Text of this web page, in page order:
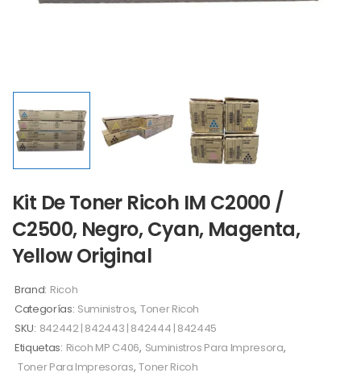
Kit De Toner Ricoh IM C2000 /
C2500, Negro, Cyan, Magenta,
Yellow Original
Brand: Ricoh
Categorías: Suministros, Toner Ricoh
SKU: 842442 | 842443 | 842444 | 842445
Etiquetas: Ricoh MP C406, Suministros Para Impresora,
Toner Para Impresoras, Toner Ricoh